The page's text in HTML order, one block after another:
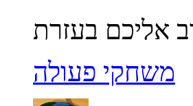
משחקי פעולה